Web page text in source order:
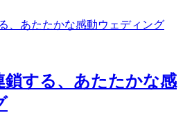
鎖する、あたたかな感